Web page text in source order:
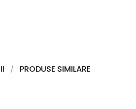
PRODUSE SIMILARE